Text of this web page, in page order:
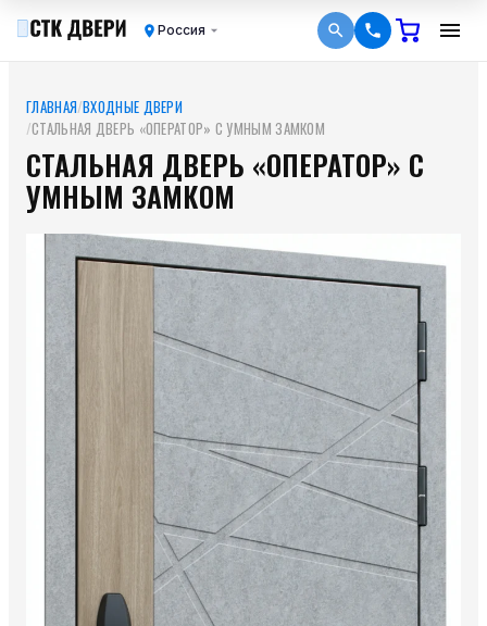
Россия
ГЛАВНАЯ/ВХОДНЫЕ ДВЕРИ
/СТАЛЬНАЯ ДВЕРЬ «ОПЕРАТОР» С УМНЫМ ЗАМКОМ
СТАЛЬНАЯ ДВЕРЬ «ОПЕРАТОР» С
УМНЫМ ЗАМКОМ